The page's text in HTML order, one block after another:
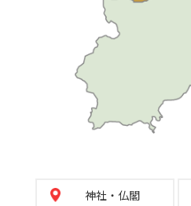
神社 ・ 仏閣